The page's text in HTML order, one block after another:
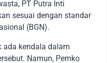
PT Putra Inti
sesuai dengan standar
(BGN).
ada kendala dalam
Namun, Pemko